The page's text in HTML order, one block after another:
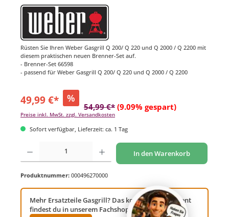
Rüsten Sie Ihren Weber Gasgrill Q 200/ Q 220 und Q 2000 / Q 2200 mit
diesem praktischen neuen Brenner-Set auf.
- Brenner-Set 66598
- passend für Weber Gasgrill Q 200/ Q 220 und Q 2000 / Q 2200
49,99 €* %
54,99 €* (9.09% gespart)
Preise inkl. MwSt. zzgl. Versandkosten
Sofort verfügbar, Lieferzeit: ca. 1 Tag
Produkt Anzahl: Gib den gewünschten Wert ein oder benutze die Schaltflächen um
In den Warenkorb
Produktnummer: 000496270000
Mehr Ersatzteile Gasgrill? Das komplette Sortiment
findest du in unserem Fachshop Grillwelt24!